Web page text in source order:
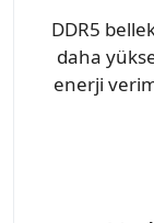
DDR5
daha
enerji